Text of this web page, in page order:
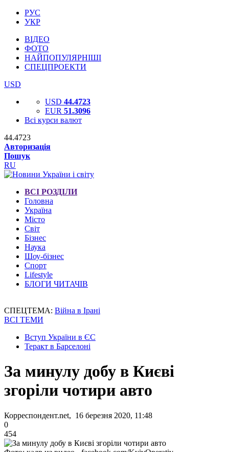
РУС
УКР
ВІДЕО
ФОТО
НАЙПОПУЛЯРНІШІ
СПЕЦПРОЕКТИ
USD
USD 44.4723
EUR 51.3096
Всі курси валют
44.4723
Авторизація
Пошук
RU
ВСІ РОЗДІЛИ
Головна
Україна
Місто
Світ
Бізнес
Наука
Шоу-бізнес
Спорт
Lifestyle
БЛОГИ ЧИТАЧІВ
СПЕЦТЕМА: Війна в Ірані
ВСІ ТЕМИ
Вступ України в ЄС
Теракт в Барселоні
За минулу добу в Києві
згоріли чотири авто
Корреспондент.net, 16 березня 2020, 11:48
0
454